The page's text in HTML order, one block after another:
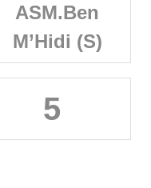
ASM.Ben
M’Hidi (S)
5